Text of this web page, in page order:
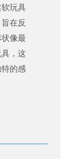
玩具
在反
像最
，这
的感